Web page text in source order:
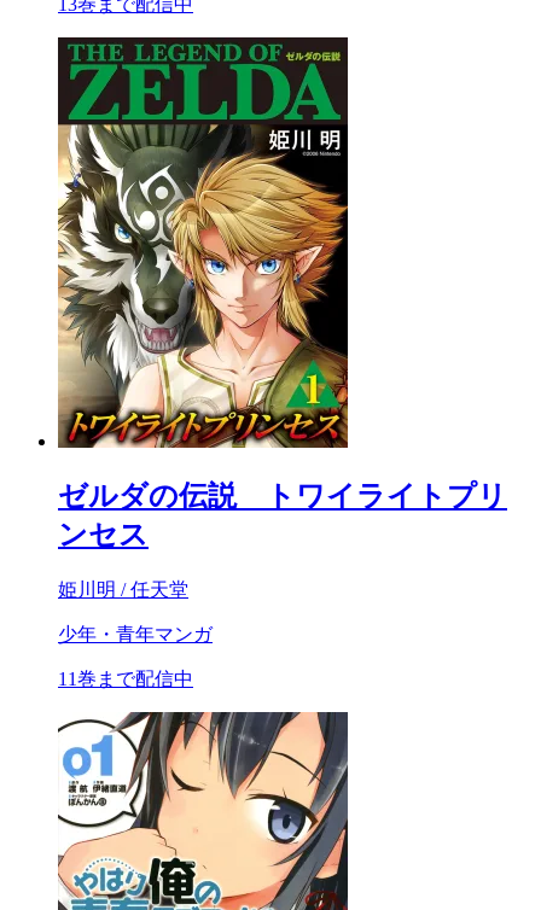
13巻まで配信中
ゼルダの伝説 トワイライトプリ
ンセス
姫川明 / 任天堂
少年・青年マンガ
11巻まで配信中